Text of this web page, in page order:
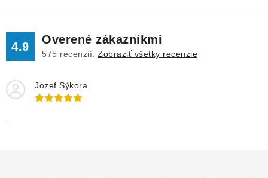
4.9
Overené zákazníkmi
575 recenzií. Zobraziť všetky recenzie
Jozef Sýkora